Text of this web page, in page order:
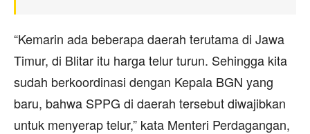
“Kemarin ada beberapa daerah terutama di Jawa
Timur, di Blitar itu harga telur turun. Sehingga kita
sudah berkoordinasi dengan Kepala BGN yang
baru, bahwa SPPG di daerah tersebut diwajibkan
untuk menyerap telur,” kata Menteri Perdagangan,